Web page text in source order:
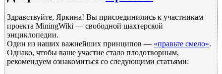
Здравствуйте, Яркина! Вы присоединились к участникам
проекта MiningWiki — свободной шахтерской
энциклопедии.
Один из наших важнейших принципов — «правьте смело».
Однако, чтобы ваше участие стало плодотворным,
рекомендуем ознакомиться со следующими статьями: